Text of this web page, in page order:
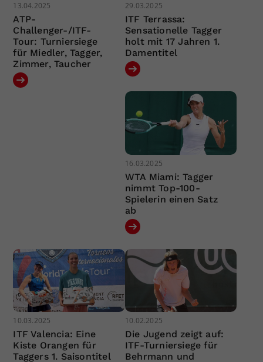
13.04.2025
ATP-
Challenger-/ITF-
Tour: Turniersiege
für Miedler, Tagger,
Zimmer, Taucher
29.03.2025
ITF Terrassa:
Sensationelle Tagger
holt mit 17 Jahren 1.
Damentitel
16.03.2025
WTA Miami: Tagger
nimmt Top-100-
Spielerin einen Satz
ab
10.03.2025
ITF Valencia: Eine
Kiste Orangen für
Taggers 1. Saisontitel
10.02.2025
Die Jugend zeigt auf:
ITF-Turniersiege für
Behrmann und